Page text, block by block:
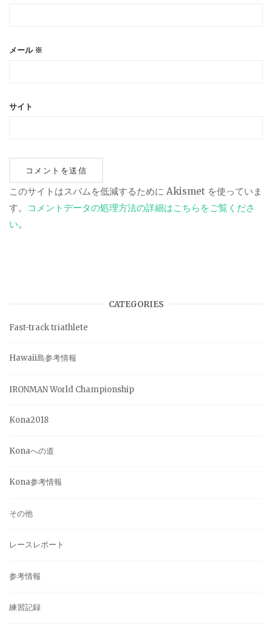
メール ※
サイト
このサイトはスパムを低減するために Akismet を使っていま
す。
コメントデータの処理方法の詳細はこちらをご覧くださ
い。
CATEGORIES
Fast-track triathlete
Hawaii島参考情報
IRONMAN World Championship
Kona2018
Konaへの道
Kona参考情報
その他
レースレポート
参考情報
練習記録